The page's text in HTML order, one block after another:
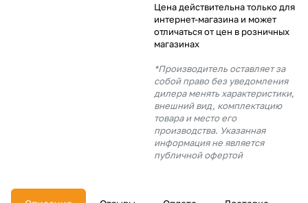
Цена действительна только для
интернет-магазина и может
отличаться от цен в розничных
магазинах
*Производитель оставляет за
собой право без уведомления
дилера менять характеристики,
внешний вид, комплектацию
товара и место его
производства. Указанная
информация не является
публичной офертой
% будут
с вашей карты